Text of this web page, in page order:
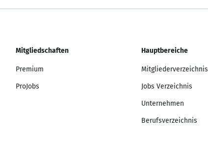
Mitgliedschaften
Premium
ProJobs
Hauptbereiche
Mitgliederverzeichnis
Jobs Verzeichnis
Unternehmen
Berufsverzeichnis